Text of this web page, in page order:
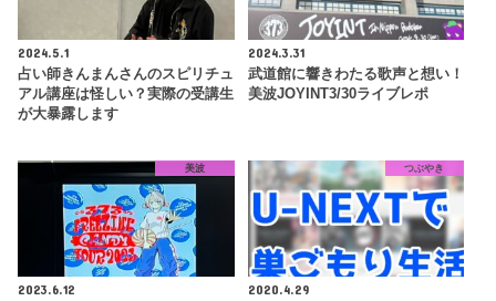
2024.5.1
占い師きんまんさんのスピリチュ
アル講座は怪しい？実際の受講生
が大暴露します
2024.3.31
武道館に響きわたる歌声と想い！
美波JOYINT3/30ライブレポ
美波
2023.6.12
つぶやき
2020.4.29